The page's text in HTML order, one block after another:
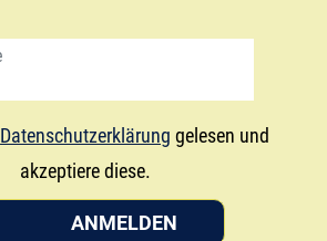
Datenschutzerklärung gelesen und
akzeptiere diese.
ANMELDEN